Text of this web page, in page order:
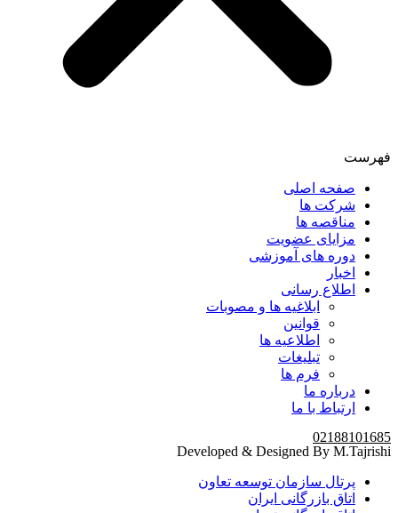
فهرست
صفحه اصلی
شرکت ها
مناقصه ها
مزایای عضویت
دوره های آموزشی
اخبار
اطلاع رسانی
ابلاغیه ها و مصوبات
قوانین
اطلاعیه ها
تبلیغات
فرم ها
درباره ما
ارتباط با ما
02188101685
Developed & Designed By M.Tajrishi
پرتال سازمان توسعه تعاون
اتاق بازرگانی ایران